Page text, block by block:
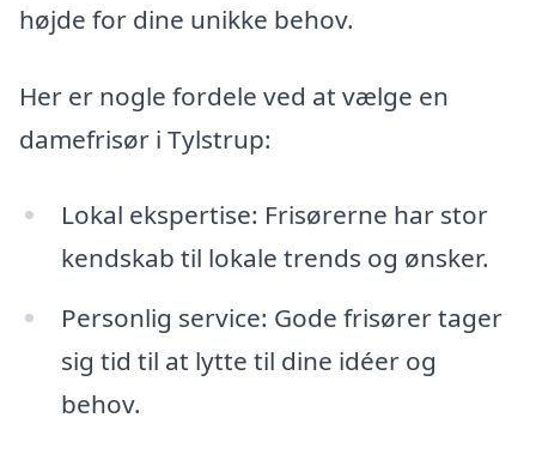
højde for dine unikke behov.
Her er nogle fordele ved at vælge en
damefrisør i Tylstrup:
Lokal ekspertise: Frisørerne har stor
kendskab til lokale trends og ønsker.
Personlig service: Gode frisører tager
sig tid til at lytte til dine idéer og
behov.